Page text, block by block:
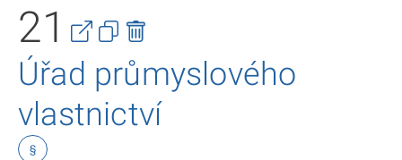
21
Úřad průmyslového
vlastnictví
§